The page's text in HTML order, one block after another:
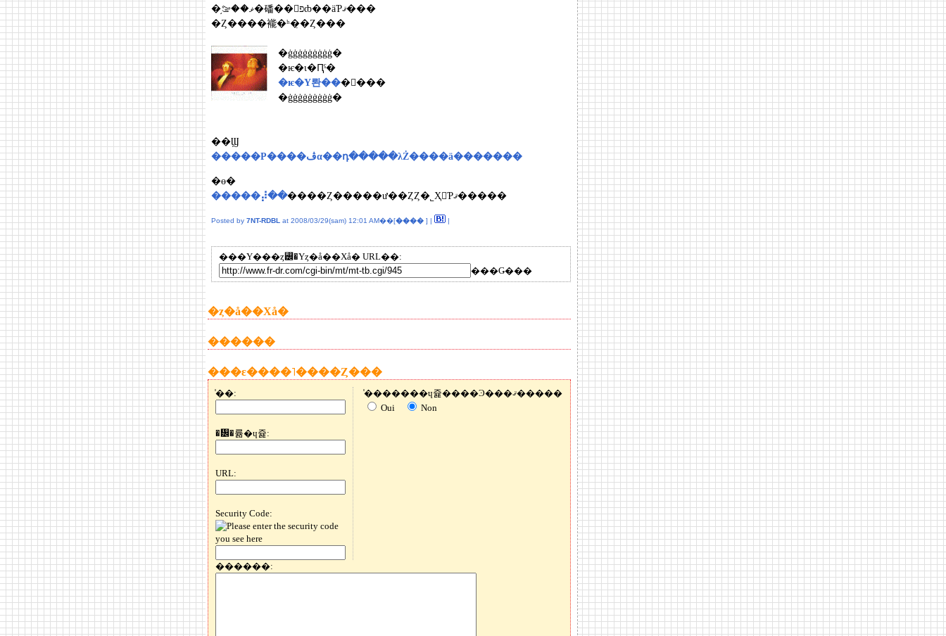
�֥ޥ��ࡢ�磻��򡪡פȸ��äƤޤ���
�Ȥ����褦�ʰ�̣�Ȥ���
�ġġġġġġġġġ�
�ѥ�ι�Ԥˤ�
�ѥ�Υ롼���򤴰���
�ġġġġġġġġġ�
��Ϣ
�����Ρ����ڤα��դ�����λŻ����ä�������
�ɵ�
�����⡼��
����Ȥ�����ư��ȤȤ�˾Ҳ𤷤Ƥޤ�����
Posted by 7NT-RDBL at 2008/03/29(sam) 12:01 AM��[���� ] | |
���Υ���ȥ꡼�Υȥ�å��Хå� URL��:
���Ǥ���
�ȥ�å��Хå�
������
���ε����˥����Ȥ���
̾��:
�᡼�륢�ɥ쥹:
URL:
Security Code:
̾�������ɥ쥹����Ͽ���ޤ�����
Oui
Non
������: